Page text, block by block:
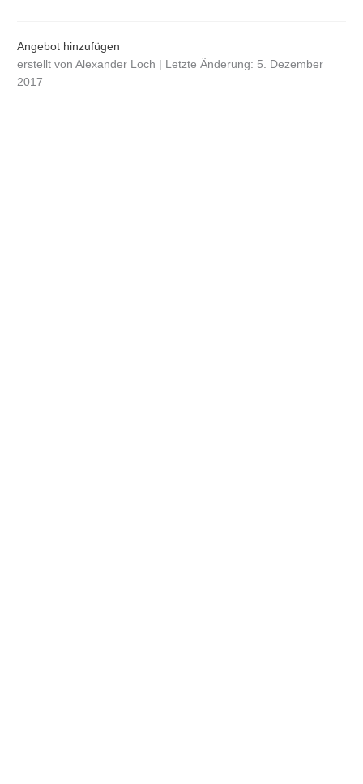
Angebot hinzufügen
erstellt von Alexander Loch | Letzte Änderung: 5. Dezember
2017